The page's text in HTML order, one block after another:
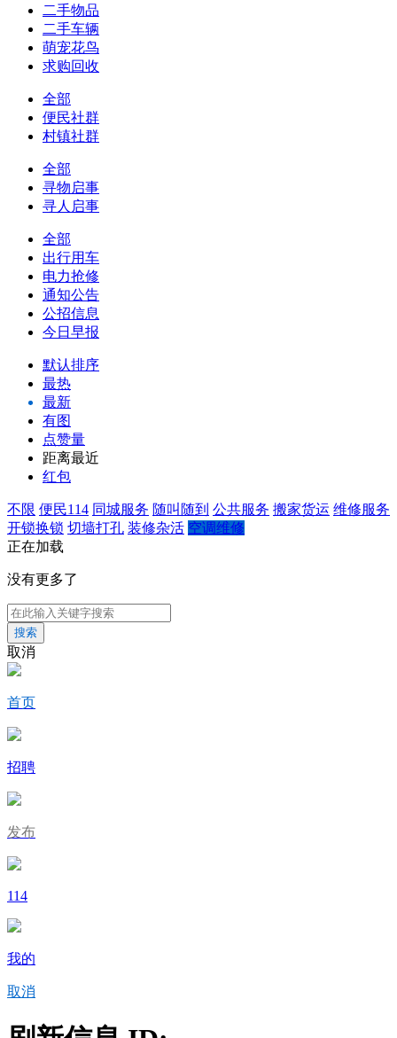
二手物品
二手车辆
萌宠花鸟
求购回收
全部
便民社群
村镇社群
全部
寻物启事
寻人启事
全部
出行用车
电力抢修
通知公告
公招信息
今日早报
默认排序
最热
最新
有图
点赞量
距离最近
红包
不限 便民114 同城服务 随叫随到 公共服务 搬家货运 维修服务
开锁换锁 切墙打孔 装修杂活 空调维修
正在加载
没有更多了
搜索
取消
首页
招聘
发布
114
我的
取消